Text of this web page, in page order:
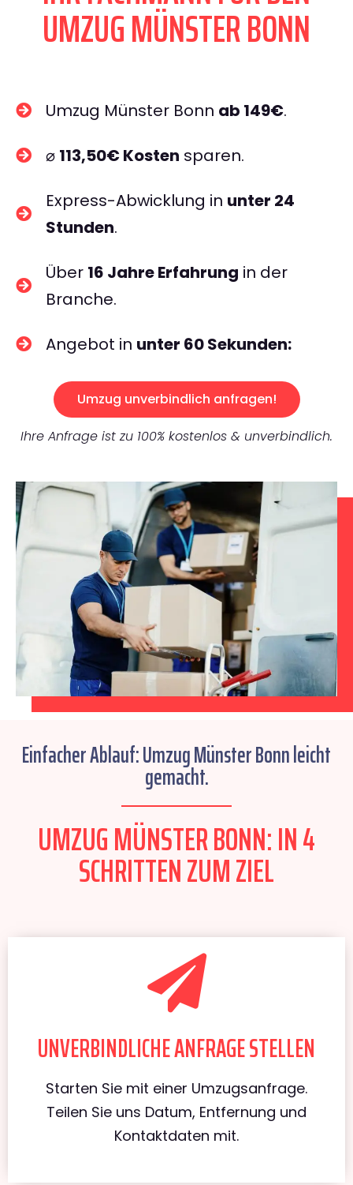
UMZUG MÜNSTER BONN
Umzug Münster Bonn ab 149€.
⌀ 113,50€ Kosten sparen.
Express-Abwicklung in unter 24
Stunden.
Über 16 Jahre Erfahrung in der
Branche.
Angebot in unter 60 Sekunden:
Umzug unverbindlich anfragen!
Ihre Anfrage ist zu 100% kostenlos & unverbindlich.
Einfacher Ablauf: Umzug Münster Bonn leicht
gemacht.
UMZUG MÜNSTER BONN: IN 4
SCHRITTEN ZUM ZIEL
UNVERBINDLICHE ANFRAGE STELLEN
Starten Sie mit einer Umzugsanfrage.
Teilen Sie uns Datum, Entfernung und
Kontaktdaten mit.